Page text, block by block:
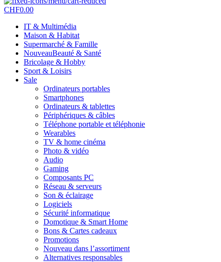
CHF0.00
IT & Multimédia
Maison & Habitat
Supermarché & Famille
NouveauBeauté & Santé
Bricolage & Hobby
Sport & Loisirs
Sale
Ordinateurs portables
Smartphones
Ordinateurs & tablettes
Périphériques & câbles
Téléphone portable et téléphonie
Wearables
TV & home cinéma
Photo & vidéo
Audio
Gaming
Composants PC
Réseau & serveurs
Son & éclairage
Logiciels
Sécurité informatique
Domotique & Smart Home
Bons & Cartes cadeaux
Promotions
Nouveau dans l’assortiment
Alternatives responsables